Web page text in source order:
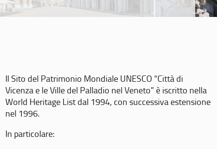
Il Sito del Patrimonio Mondiale UNESCO “Città di
Vicenza e le Ville del Palladio nel Veneto” è iscritto nella
World Heritage List dal 1994, con successiva estensione
nel 1996.
In particolare: